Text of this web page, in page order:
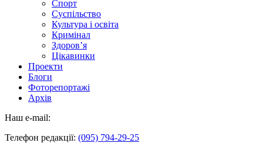
Спорт
Суспільство
Культура і освіта
Кримінал
Здоров’я
Цікавинки
Проекти
Блоги
Фоторепортажі
Архів
Наш e-mail:
Телефон редакції: (095) 794-29-25